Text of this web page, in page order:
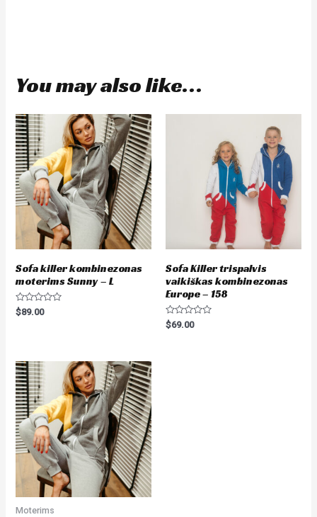
You may also like…
Sofa killer kombinezonas
moterims Sunny – L
Rated
0
$89.00
Sofa Killer trispalvis
vaikiškas kombinezonas
Europe – 158
Rated
0
$69.00
Moterims